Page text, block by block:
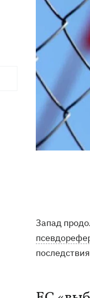
Запад